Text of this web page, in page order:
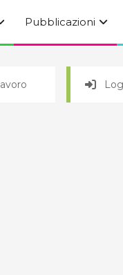
Pubblicazioni